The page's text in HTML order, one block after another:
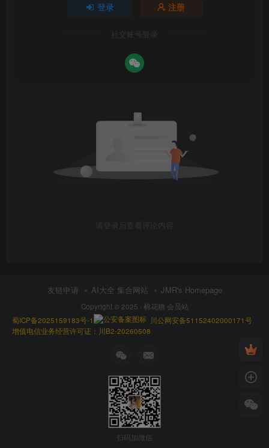
登录 注册
社交账号登录
请登录后查看评论内容
友链申请 AI大全 集合网站 JMR's Homepage
Copyright © 2025 · 棉花糖 会员站
蜀ICP备2025159183号-1
川公网安备51152402000171号
增值电信业务经营许可证：川B2-20260508
扫码加微信